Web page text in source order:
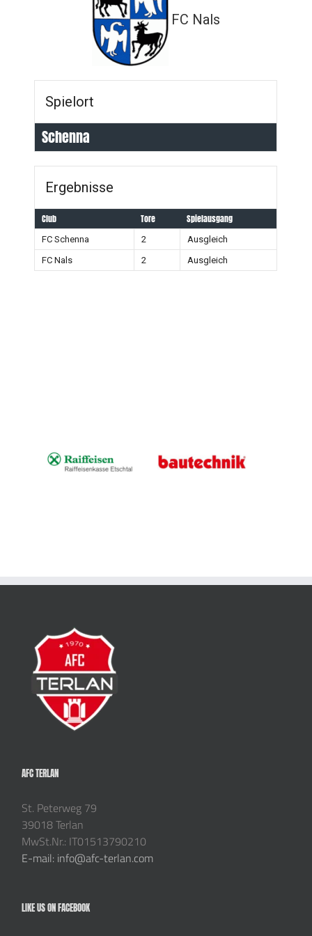
FC Nals
Spielort
Schenna
Ergebnisse
Club Tore Spielausgang
FC Schenna 2
Ausgleich
FC Nals
2 Ausgleich
AFC TERLAN
St. Peterweg 79
39018 Terlan
MwSt.Nr.: IT01513790210
E-mail: info@afc-terlan.com
LIKE US ON FACEBOOK